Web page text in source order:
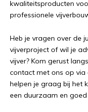
kwaliteitsproducten
professionele
Heb je vragen over de
vijverproject of wil je
vijver? Kom gerust
contact met ons op via
helpen je graag bij het
een duurzaam en